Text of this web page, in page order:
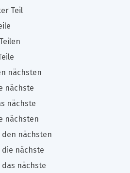
Teil
nächsten
nächste
nächste
nächsten
nächsten
nächste
nächste